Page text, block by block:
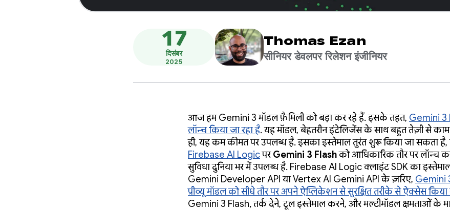
17
दिसंबर
2025
Thomas Ezan
सीनियर डेवलपर रिलेशन इंजीनियर
आज हम Gemini 3 मॉडल फ़ैमिली को बड़ा कर रहे हैं. इसके तहत, Gemini 3
लॉन्च किया जा रहा है. यह मॉडल, बेहतरीन इंटेलिजेंस के साथ बहुत तेज़ी से
ही, यह कम कीमत पर उपलब्ध है. इसका इस्तेमाल तुरंत शुरू किया जा सकता है,
Firebase AI LogicपरGemini 3 Flashको आधिकारिक तौर पर लॉन्च
सुविधा दुनिया भर में उपलब्ध है. Firebase AI Logic क्लाइंट SDK का
Gemini Developer API या Vertex AI Gemini API के ज़रिए, Gemini
प्रीव्यू मॉडल को सीधे तौर पर अपने ऐप्लिकेशन से सुरक्षित तरीके से ऐक्सेस
Gemini 3 Flash, तर्क देने, टूल इस्तेमाल करने, और मल्टीमॉडल क्षमताओं के